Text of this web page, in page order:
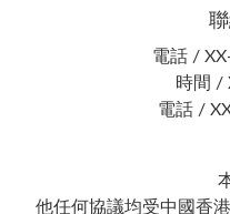
電話 /
時間 /
電話 /
本服務條款及
他任何協議均受中國香